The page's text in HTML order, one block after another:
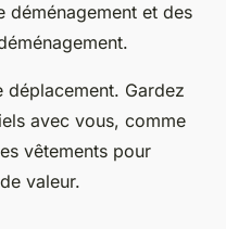
déménagement et des
Gardez
avec vous, comme
vêtements pour
valeur.